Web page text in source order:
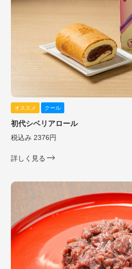
オススメ クール
初代シベリアロール
税込み 2376円
詳しく見る